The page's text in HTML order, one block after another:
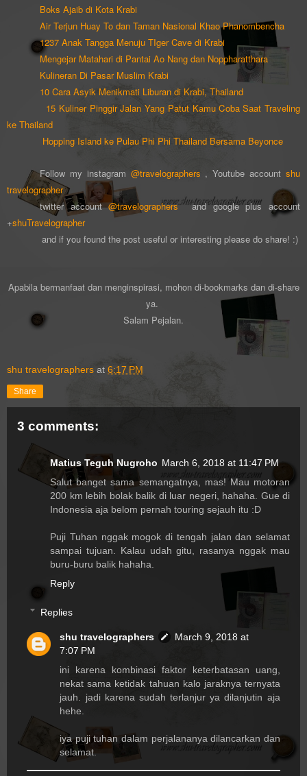
Boks Ajaib di Kota Krabi
Air Terjun Huay To dan Taman Nasional Khao Phanombencha
1237 Anak Tangga Menuju TIger Cave di Krabi
Mengejar Matahari di Pantai Ao Nang dan Noppharatthara
Kulineran Di Pasar Muslim Krabi
10 Cara Asyik Menikmati Liburan di Krabi, Thailand
15 Kuliner Pinggir Jalan Yang Patut Kamu Coba Saat Traveling
ke Thailand
Hopping Island ke Pulau Phi Phi Thailand Bersama Beyonce
Follow my instagram @travelographers , Youtube accountshu
travelographer
twitter account@travelographers and google plus account
+shuTravelographer
and if you found the post useful or interesting please do share! :)
Apabila bermanfaat dan menginspirasi, mohon di-bookmarks dan di-share
ya.
Salam Pejalan.
shu travelographers at 6:17 PM
Share
3 comments:
Matius Teguh Nugroho March 6, 2018 at 11:47 PM
Salut banget sama semangatnya, mas! Mau motoran
200 km lebih bolak balik di luar negeri, hahaha. Gue di
Indonesia aja belom pernah touring sejauh itu :D
Puji Tuhan nggak mogok di tengah jalan dan selamat
sampai tujuan. Kalau udah gitu, rasanya nggak mau
buru-buru balik hahaha.
Reply
Replies
shu travelographers
March 9, 2018 at
7:07 PM
ini karena kombinasi faktor keterbatasan uang,
nekat sama ketidak tahuan kalo jaraknya ternyata
jauh. jadi karena sudah terlanjur ya dilanjutin aja
hehe.
iya puji tuhan dalam perjalananya dilancarkan dan
selamat.